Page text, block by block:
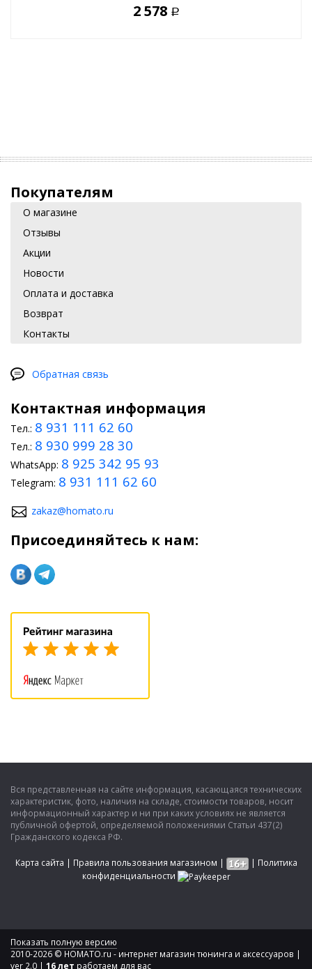
2 578 Р
Покупателям
О магазине
Отзывы
Акции
Новости
Оплата и доставка
Возврат
Контакты
Обратная связь
Контактная информация
Тел.: 8 931 111 62 60
Тел.: 8 930 999 28 30
WhatsApp: 8 925 342 95 93
Telegram: 8 931 111 62 60
zakaz@homato.ru
Присоединяйтесь к нам:
Вся представленная на сайте информация, касающаяся технических
характеристик, фото, наличия на складе, стоимости товаров, носит
информационный характер и ни при каких условиях не является
публичной офертой, определяемой положениями Статьи 437(2)
Гражданского кодекса РФ.
Карта сайта | Правила пользования магазином | | Политика
конфиденциальности
Показать полную версию
2010-2026 © HOMATO.ru - интернет магазин тюнинга и аксессуаров |
ver 2.0 | 16 лет работаем для вас